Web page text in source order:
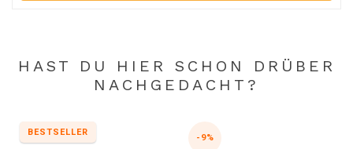
HAST DU HIER SCHON DRÜBER
NACHGEDACHT?
BESTSELLER
-9%